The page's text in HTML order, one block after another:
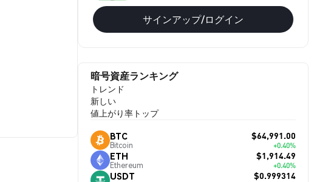
サインアップ/ログイン
暗号資産ランキング
トレンド
新しい
値上がり率トップ
BTC
Bitcoin
$64,991.00
+0.40%
ETH
Ethereum
$1,914.49
+0.40%
USDT $0.999314